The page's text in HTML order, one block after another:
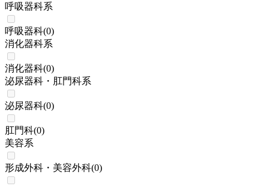
呼吸器科系
呼吸器科(0)
消化器科系
消化器科(0)
泌尿器科・肛門科系
泌尿器科(0)
肛門科(0)
美容系
形成外科・美容外科(0)